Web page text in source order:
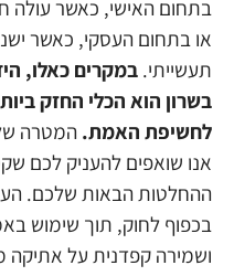
בתחום האישי, כאשר עולה
או בתחום העסקי, כאשר
תעשייתי. במקרים כאלו,
בשרון הוא הכלי החזק
לחשיפת האמת. המטרה
אנו שואפים להעניק לכם
ההחלטות הבאות שלכם.
בכפוף לחוק, תוך שימוש
ושמירה קפדנית על אתיקה